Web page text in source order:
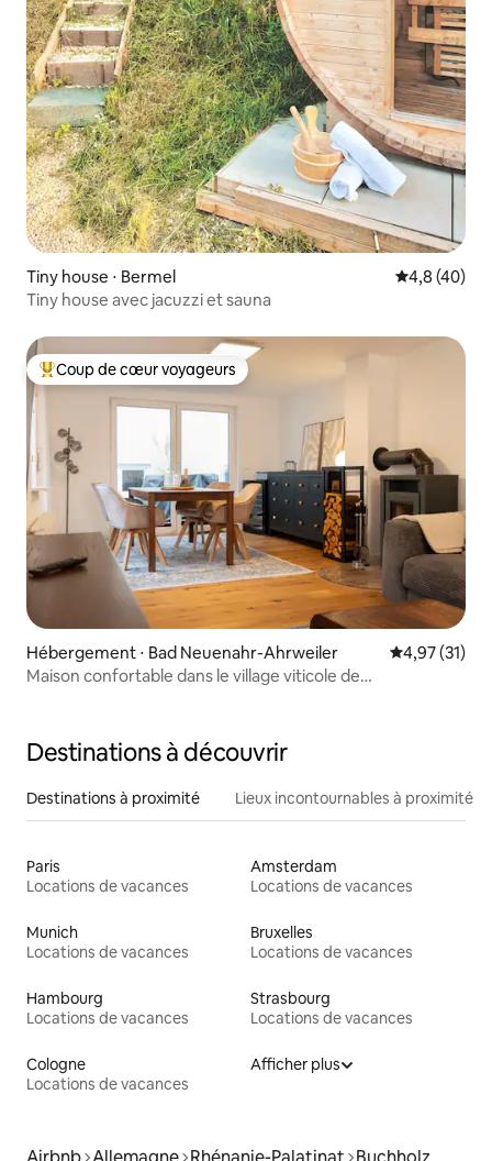
Tiny house ⋅ Bermel Évaluation
4,8 (40)
Tiny house avec jacuzzi et sauna
Coups de cœur voyageurs les plus appréciés
Coup de cœur voyageurs
Hébergement ⋅ Bad Neuenahr-Ahrweiler Évaluation
4,97 (31)
Maison confortable dans le village viticole de
Destinations à découvrir
Destinations à proximité Lieux incontournables à proximité
Paris
Locations de vacances
Amsterdam
Locations de vacances
Munich
Locations de vacances
Bruxelles
Locations de vacances
Hambourg
Locations de vacances
Strasbourg
Locations de vacances
Cologne
Locations de vacances
Afficher plus